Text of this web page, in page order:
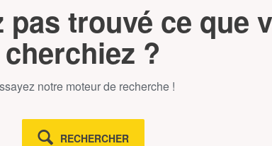
pas trouvé ce que
cherchiez ?
notre moteur de recherche !
RECHERCHER